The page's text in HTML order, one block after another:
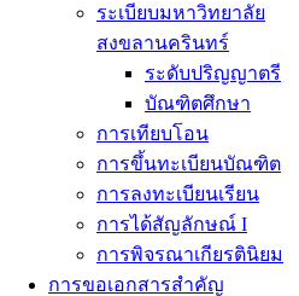
ระเบียบมหาวิทยาลัย
สงขลานครินทร์
ระดับปริญญาตรี
บัณฑิตศึกษา
การเทียบโอน
การขึ้นทะเบียนบัณฑิต
การลงทะเบียนเรียน
การได้สัญลักษณ์ I
การพิจรณาเกียรตินิยม
การขอเอกสารสำคัญ